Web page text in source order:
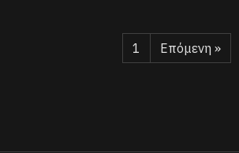
1 Επόμενη »